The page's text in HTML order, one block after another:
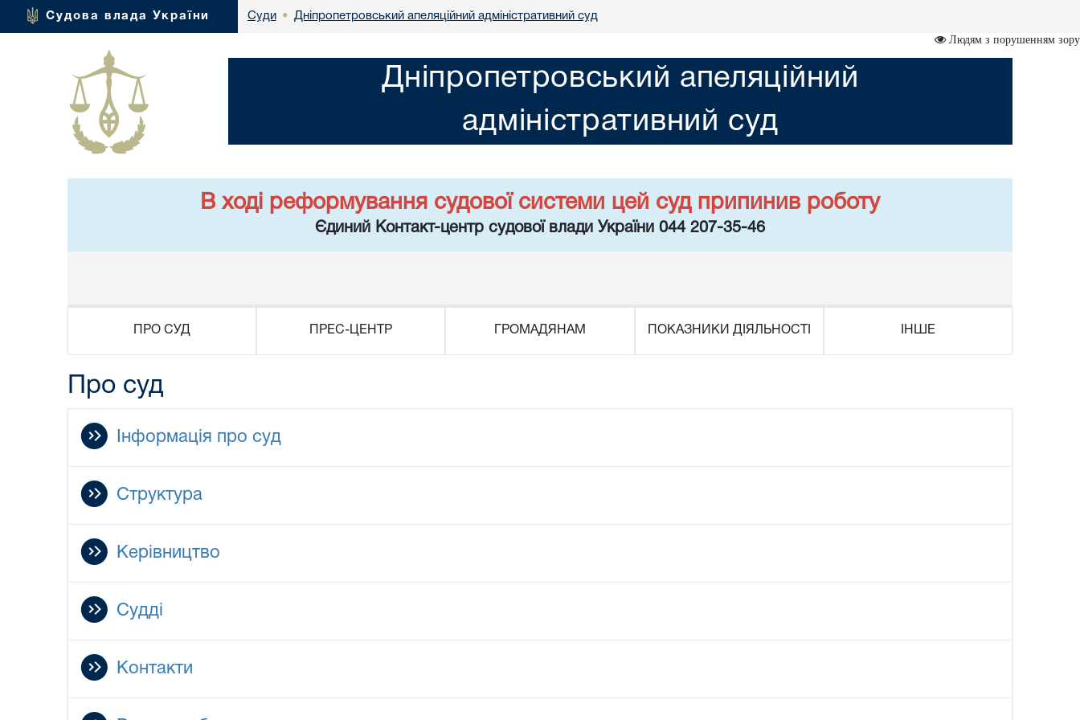
Судова влада України Суди • Дніпропетровський апеляційний адміністративний суд
Людям з порушенням зору
Дніпропетровський апеляційний
адміністративний суд
В ході реформування судової системи цей суд припинив роботу
Єдиний Контакт-центр судової влади України 044 207-35-46
ПРО СУД ПРЕС-ЦЕНТР ГРОМАДЯНАМ ПОКАЗНИКИ ДІЯЛЬНОСТІ ІНШЕ
Про суд
Інформація про суд
Структура
Керівництво
Судді
Контакти